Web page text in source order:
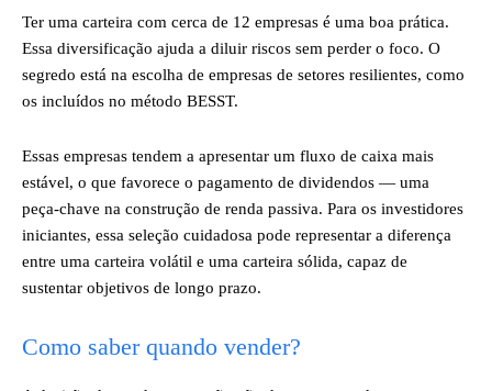
Ter uma carteira com cerca de 12 empresas é uma boa prática.
Essa diversificação ajuda a diluir riscos sem perder o foco. O
segredo está na escolha de empresas de setores resilientes, como
os incluídos no método BESST.
Essas empresas tendem a apresentar um fluxo de caixa mais
estável, o que favorece o pagamento de dividendos — uma
peça-chave na construção de renda passiva. Para os investidores
iniciantes, essa seleção cuidadosa pode representar a diferença
entre uma carteira volátil e uma carteira sólida, capaz de
sustentar objetivos de longo prazo.
Como saber quando vender?